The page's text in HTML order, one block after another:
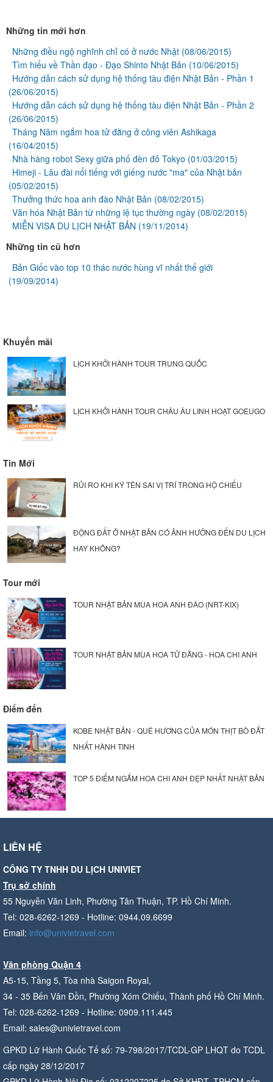
Những tin mới hơn
Những điều ngộ nghĩnh chỉ có ở nước Nhật (08/06/2015)
Tìm hiểu về Thần đạo - Đạo Shinto Nhật Bản (10/06/2015)
Hướng dẫn cách sử dụng hệ thống tàu điện Nhật Bản - Phần 1
(26/06/2015)
Hướng dẫn cách sử dụng hệ thống tàu điện Nhật Bản - Phần 2
(26/06/2015)
Tháng Năm ngắm hoa tử đằng ở công viên Ashikaga
(16/04/2015)
Nhà hàng robot Sexy giữa phố đèn đỏ Tokyo (01/03/2015)
Himeji - Lâu đài nổi tiếng với giếng nước "ma" của Nhật bản
(05/02/2015)
Thưởng thức hoa anh đào Nhật Bản (08/02/2015)
Văn hóa Nhật Bản từ những lệ tục thường ngày (08/02/2015)
MIỄN VISA DU LỊCH NHẬT BẢN (19/11/2014)
Những tin cũ hơn
Bản Giốc vào top 10 thác nước hùng vĩ nhất thế giới
(19/09/2014)
Khuyến mãi
LỊCH KHỞI HÀNH TOUR TRUNG QUỐC
LỊCH KHỞI HÀNH TOUR CHÂU ÂU LINH HOẠT GOEUGO
Tin Mới
RỦI RO KHI KÝ TÊN SAI VỊ TRÍ TRONG HỘ CHIẾU
ĐỘNG ĐẤT Ở NHẬT BẢN CÓ ẢNH HƯỞNG ĐẾN DU LỊCH
HAY KHÔNG?
Tour mới
TOUR NHẬT BẢN MÙA HOA ANH ĐÀO (NRT-KIX)
TOUR NHẬT BẢN MÙA HOA TỬ ĐẰNG - HOA CHI ANH
Điểm đến
KOBE NHẬT BẢN - QUÊ HƯƠNG CỦA MÓN THỊT BÒ ĐẮT
NHẤT HÀNH TINH
TOP 5 ĐIỂM NGẮM HOA CHI ANH ĐẸP NHẤT NHẬT BẢN
LIÊN HỆ
CÔNG TY TNHH DU LỊCH UNIVIET
Trụ sở chính
55 Nguyễn Văn Linh, Phường Tân Thuận, TP. Hồ Chí Minh.
Tel: 028-6262-1269 - Hotline: 0944.09.6699
Email: info@univietravel.com
Văn phòng Quận 4
A5-15, Tầng 5, Tòa nhà Saigon Royal,
34 - 35 Bến Vân Đồn, Phường Xóm Chiếu, Thành phố Hồ Chí Minh.
Tel: 028-6262-1269 - Hotline: 0909.111.445
Email: sales@univietravel.com
GPKD Lữ Hành Quốc Tế số: 79-798/2017/TCDL-GP LHQT do TCDL
cấp ngày 28/12/2017